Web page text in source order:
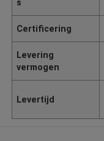
s
Certificering
Levering
vermogen
Levertijd